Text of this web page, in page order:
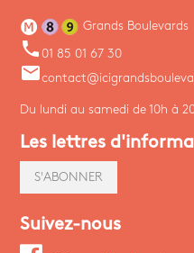
Grands Boulevards
phone 01 85 01 67 30
email
Du lundi au samedi de 10h à
Les lettres
S'ABONNER
Suivez-nous